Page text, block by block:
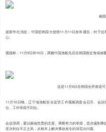
截
据新华社消息，中国驻韩国大使馆11月11日发布通告，对于
心。
通报称，11月9日和10日，两艘中国渔船先后在韩国附近海域倾
这是11月9日在韩国全罗南道可
11月10日晚，辽宁省渔船安全监管工作视频调度会召开。会
位、工作举措不到位。
会议强调，要以极端负责的态度、果断有力的举措，坚决遏制
坚决刹住不正之风，从根本上解决事故发生的深层次问题。